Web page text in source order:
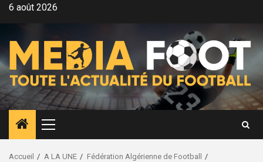
Aller6 août 2026
Menu
principal
Accueil A LA UNE
Fédération Algérienne de Football